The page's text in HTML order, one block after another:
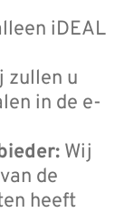
iDEAL
zullen u
in de e-
Wij
de
heeft